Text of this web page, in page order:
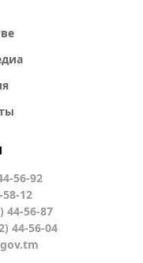
56-92
12
44-56-87
44-56-04